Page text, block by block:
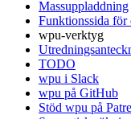
Massuppladdning
Funktionssida för
wpu-verktyg
TODO
wpu i Slack
wpu på GitHub
Stöd wpu på